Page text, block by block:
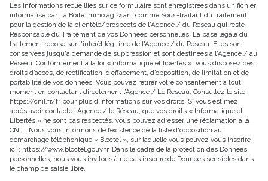
Les informations recueillies sur ce formulaire sont enregistrées dans un fichier
informatisé par La Boite Immo agissant comme Sous-traitant du traitement
pour la gestion de la clientèle/prospects de l'Agence / du Réseau qui reste
Responsable du Traitement de vos Données personnelles. La base légale du
traitement repose sur l'intérêt légitime de l'Agence / du Réseau. Elles sont
conservées jusqu'à demande de suppression et sont destinées à l'Agence / au
Réseau. Conformément à la loi « informatique et libertés », vous disposez des
droits d’accès, de rectification, d’effacement, d’opposition, de limitation et de
portabilité de vos données. Vous pouvez retirer votre consentement à tout
moment en contactant directement l’Agence / Le Réseau. Consultez le site
https://cnil.fr/fr pour plus d’informations sur vos droits. Si vous estimez,
après avoir contacté l'Agence / le Réseau, que vos droits « Informatique et
Libertés » ne sont pas respectés, vous pouvez adresser une réclamation à la
CNIL. Nous vous informons de l’existence de la liste d'opposition au
démarchage téléphonique « Bloctel », sur laquelle vous pouvez vous inscrire
ici : https://www.bloctel.gouv.fr. Dans le cadre de la protection des Données
personnelles, nous vous invitons à ne pas inscrire de Données sensibles dans
le champ de saisie libre.